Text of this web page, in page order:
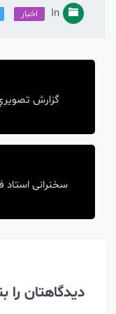
In اخبار
راهبری
گزارش
سخنرانی
دیدگاهتان را